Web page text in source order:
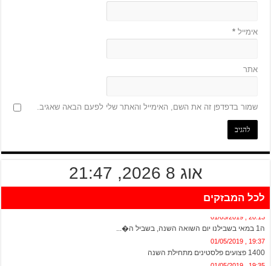
אימייל*
אתר
שמור בדפדפן זה את השם, האימייל והאתר שלי לפעם הבאה שאגיב.
אוג 8 2026, 21:47
לכל המבזקים
ה1 במאי בשבילנו יום השואה השנה, בשביל ה�...
19:37 , 01/05/2019
1400 פצועים פלסטינים מתחילת השנה
19:35 , 01/05/2019